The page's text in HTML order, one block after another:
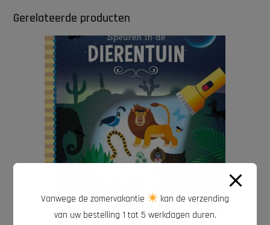
Gerelateerde producten
Vanwege de zomervakantie
kan de verzending
van uw bestelling 1 tot 5 werkdagen duren.